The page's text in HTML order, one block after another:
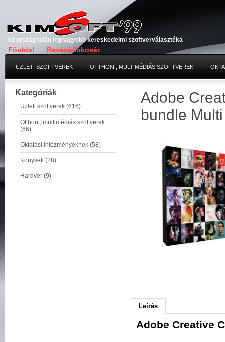
Főoldal Bevásárlókosár
Az ország talán legnagyobb kereskedelmi szoftverválasztéka
ÜZLETI SZOFTVEREK OTTHONI, MULTIMÉDIÁS SZOFTVEREK
Kategóriák
Üzleti szoftverek (616)
Otthoni, multimédiás szoftverek
(66)
Oktatási intézményeknek (58)
Könyvek (28)
Hardver (9)
Adobe
bundle
Leírás
Adobe Creative